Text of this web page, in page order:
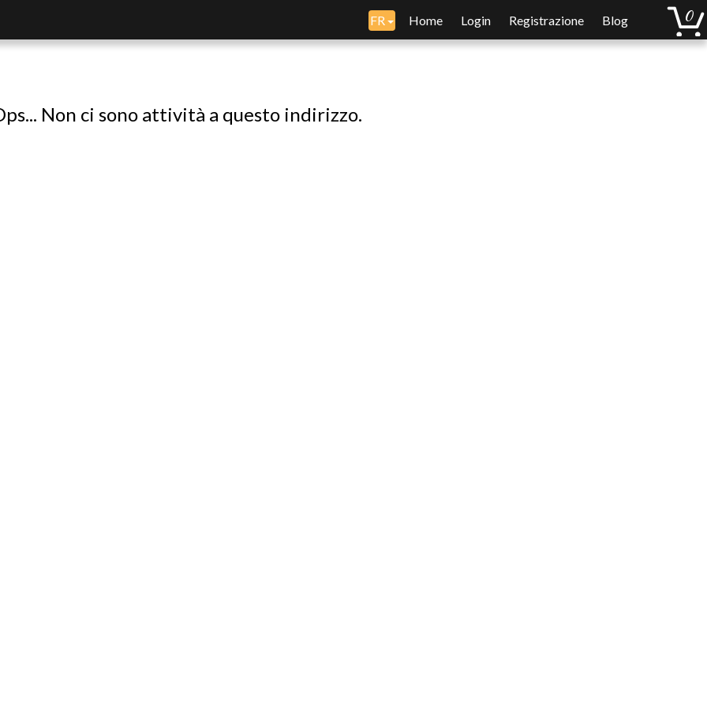
FR Home Login Registrazione Blog
Non ci sono attività a questo indirizzo.